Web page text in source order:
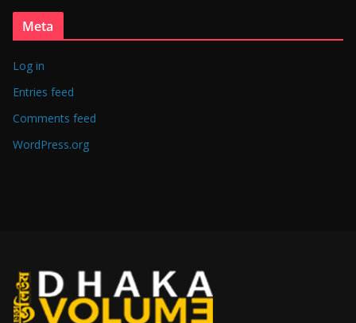
Meta
Log in
Entries feed
Comments feed
WordPress.org